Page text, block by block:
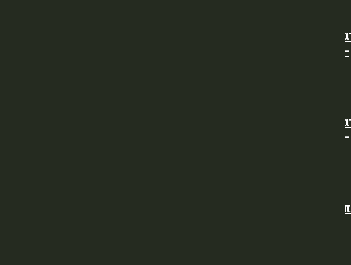
ΥΠ.ΠΡΟ.ΠΟ.: « Προσωρινές κυκλοφοριακές ρυθμίσεις
τον 7ο Λαϊκό Αγώνα Δρόμου φράγμα Λίμνης Πλαστήρα –
ΥΠ.ΠΡΟ.ΠΟ.: « Προσωρινές κυκλοφοριακές ρυθμίσεις
τον 7ο Λαϊκό Αγώνα Δρόμου φράγμα Λίμνης Πλαστήρα –
ΥΠΕΘΑ: Διενέργεια Διαγωνισμού για την Προμήθεια